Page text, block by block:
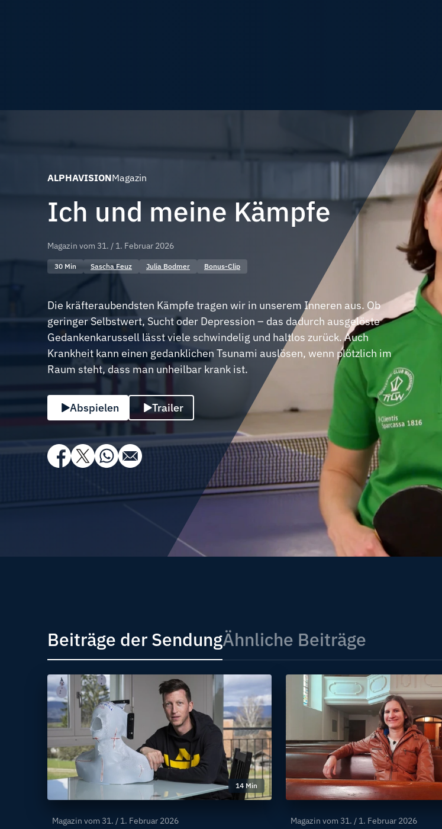
ALPHAVISIONMagazin
Ich und meine Kämpfe
Magazin vom 31. / 1. Februar 2026
30 Min Sascha Feuz Julia Bodmer Bonus-Clip
Die kräfteraubendsten Kämpfe tragen wir in unserem Inneren aus. Ob
geringer Selbstwert, Sucht oder Depression – das dadurch ausgelöste
Gedankenkarussell lässt viele schwindelig und haltlos zurück. Auch
Krankheit kann einen gedanklichen Tsunami auslösen, wenn plötzlich im
Raum steht, dass man unheilbar krank ist.
Abspielen Trailer
Beiträge der SendungÄhnliche Beiträge
14 Min
Magazin vom 31. / 1. Februar 2026 Magazin vom 31. / 1. Februar 2026